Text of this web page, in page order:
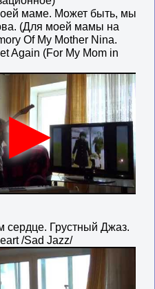
маме. Может быть, мы
(Для моей мамы на
Of My Mother Nina.
Again (For My Mom in
сердце. Грустный Джаз.
/Sad Jazz/